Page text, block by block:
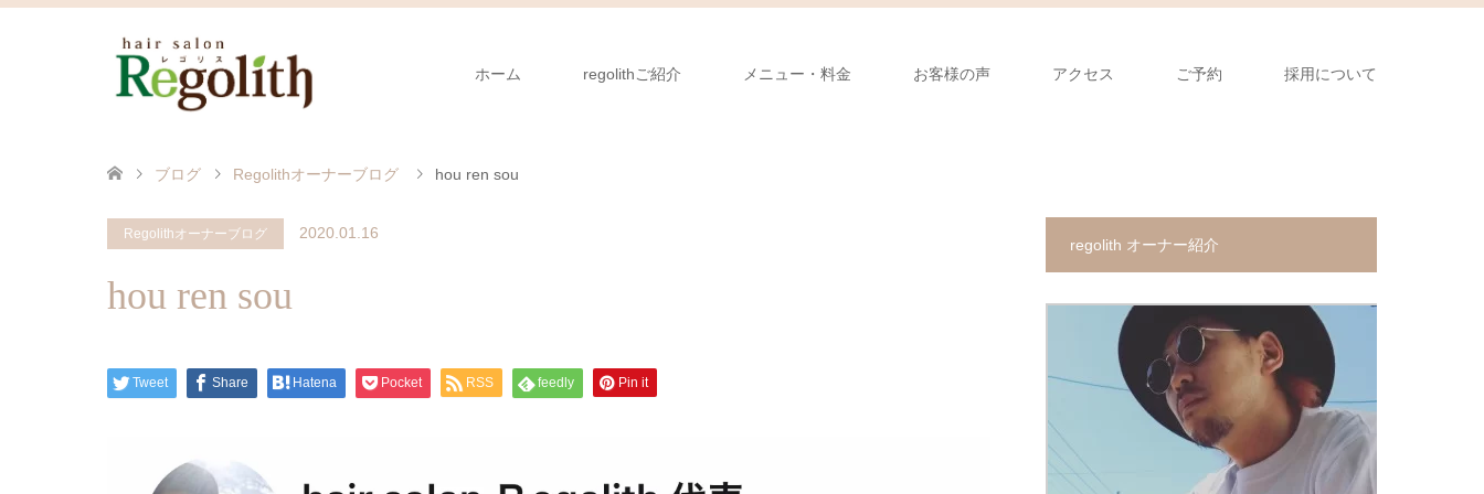
ホーム regolithご紹介 メニュー・料金 お客様の声 アクセス ご予約 採用について
ブログ Regolithオーナーブログ hou ren sou
Regolithオーナーブログ 2020.01.16
hou ren sou
Tweet Share Hatena Pocket RSS feedly Pin it
regolith オーナー紹介